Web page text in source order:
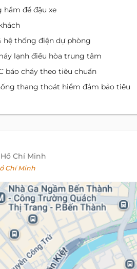
hầm để đậu xe
hệ thống điện dự phòng
lạnh điều hòa trung tâm
báo cháy theo tiêu chuẩn
thang thoát hiểm đảm bảo tiêu
Chí Minh
Chí Minh